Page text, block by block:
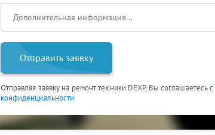
Отправить заявку
Отправляя заявку на ремонт техники DEXP, Вы соглашаетесь с
конфиденциальности